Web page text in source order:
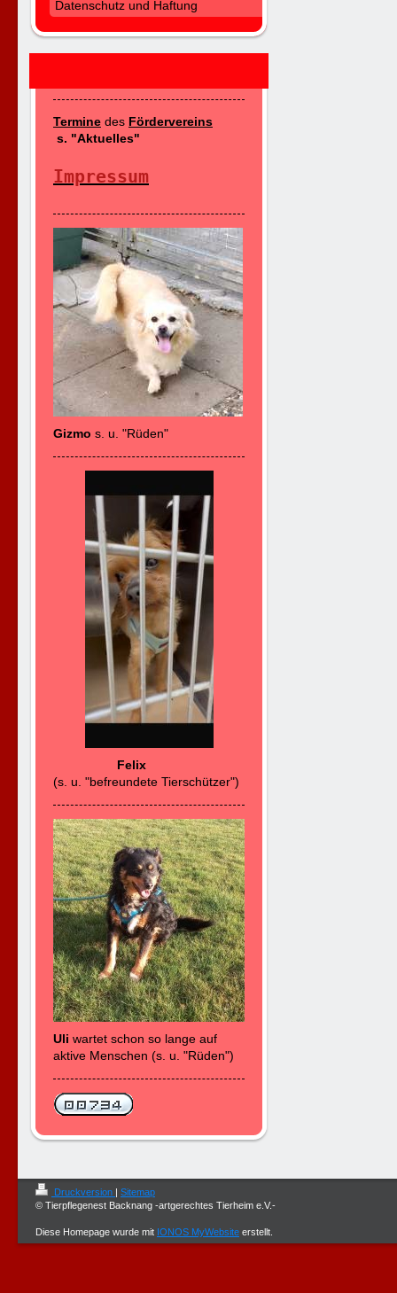
Datenschutz und Haftung
Termine des Fördervereins
s. "Aktuelles"
Impressum
Gizmo s. u. "Rüden"
Felix
(s. u. "befreundete Tierschützer")
Uli wartet schon so lange auf
aktive Menschen (s. u. "Rüden")
Druckversion | Sitemap
© Tierpflegenest Backnang -artgerechtes Tierheim e.V.-
Diese Homepage wurde mit IONOS MyWebsite erstellt.